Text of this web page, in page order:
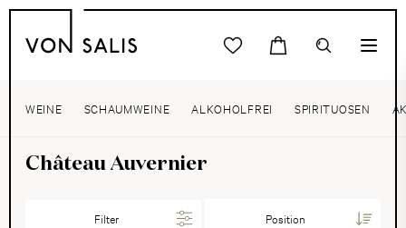
WEINE SCHAUMWEINE ALKOHOLFREI SPIRITUOSEN
Château Auvernier
Filter